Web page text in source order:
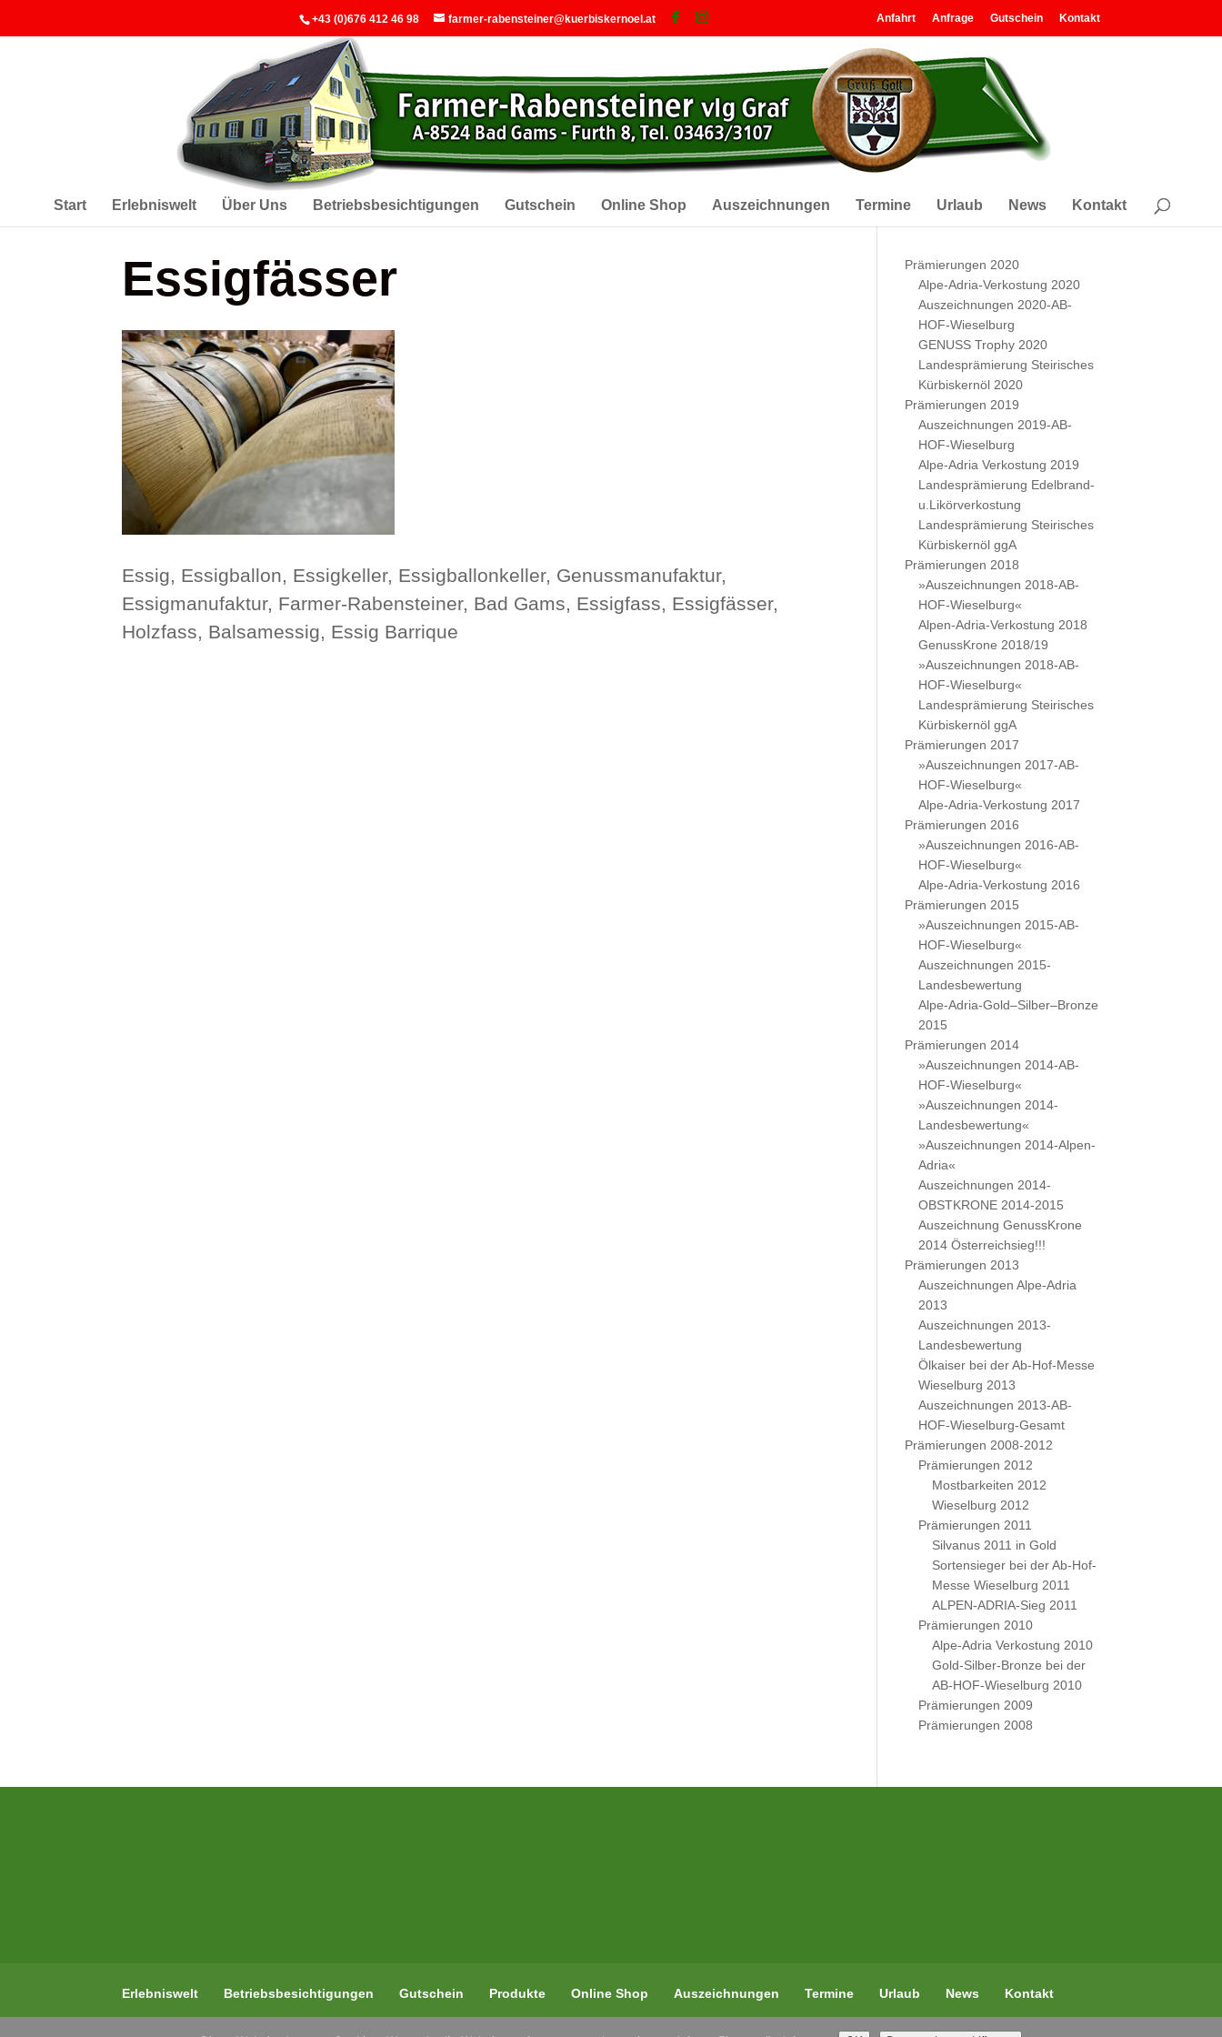
+43 (0)676 412 46 98 farmer-rabensteiner@kuerbiskernoel.at Anfahrt Anfrage Gutschein Kontakt
Start Erlebniswelt Über Uns Betriebsbesichtigungen Gutschein Online Shop Auszeichnungen Termine Urlaub News Kontakt
Essigfässer
Essig, Essigballon, Essigkeller, Essigballonkeller, Genussmanufaktur,
Essigmanufaktur, Farmer-Rabensteiner, Bad Gams, Essigfass, Essigfässer,
Holzfass, Balsamessig, Essig Barrique
Prämierungen 2020
Alpe-Adria-Verkostung 2020
Auszeichnungen 2020-AB-
HOF-Wieselburg
GENUSS Trophy 2020
Landesprämierung Steirisches
Kürbiskernöl 2020
Prämierungen 2019
Auszeichnungen 2019-AB-
HOF-Wieselburg
Alpe-Adria Verkostung 2019
Landesprämierung Edelbrand-
u.Likörverkostung
Landesprämierung Steirisches
Kürbiskernöl ggA
Prämierungen 2018
»Auszeichnungen 2018-AB-
HOF-Wieselburg«
Alpen-Adria-Verkostung 2018
GenussKrone 2018/19
»Auszeichnungen 2018-AB-
HOF-Wieselburg«
Landesprämierung Steirisches
Kürbiskernöl ggA
Prämierungen 2017
»Auszeichnungen 2017-AB-
HOF-Wieselburg«
Alpe-Adria-Verkostung 2017
Prämierungen 2016
»Auszeichnungen 2016-AB-
HOF-Wieselburg«
Alpe-Adria-Verkostung 2016
Prämierungen 2015
»Auszeichnungen 2015-AB-
HOF-Wieselburg«
Auszeichnungen 2015-
Landesbewertung
Alpe-Adria-Gold–Silber–Bronze
2015
Prämierungen 2014
»Auszeichnungen 2014-AB-
HOF-Wieselburg«
»Auszeichnungen 2014-
Landesbewertung«
»Auszeichnungen 2014-Alpen-
Adria«
Auszeichnungen 2014-
OBSTKRONE 2014-2015
Auszeichnung GenussKrone
2014 Österreichsieg!!!
Prämierungen 2013
Auszeichnungen Alpe-Adria
2013
Auszeichnungen 2013-
Landesbewertung
Ölkaiser bei der Ab-Hof-Messe
Wieselburg 2013
Auszeichnungen 2013-AB-
HOF-Wieselburg-Gesamt
Prämierungen 2008-2012
Prämierungen 2012
Mostbarkeiten 2012
Wieselburg 2012
Prämierungen 2011
Silvanus 2011 in Gold
Sortensieger bei der Ab-Hof-
Messe Wieselburg 2011
ALPEN-ADRIA-Sieg 2011
Prämierungen 2010
Alpe-Adria Verkostung 2010
Gold-Silber-Bronze bei der
AB-HOF-Wieselburg 2010
Prämierungen 2009
Prämierungen 2008
Erlebniswelt Betriebsbesichtigungen Gutschein Produkte Online Shop Auszeichnungen Termine Urlaub News Kontakt